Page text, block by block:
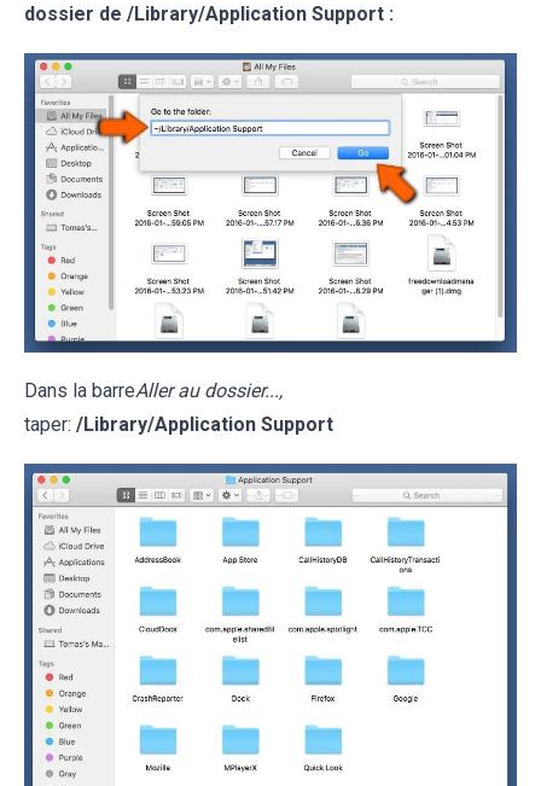
dossier de /Library/Application Support :
Dans la barreAller au dossier...,
taper: /Library/Application Support